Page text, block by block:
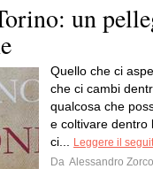
un
Quello che ci
che ci cambi
qualcosa che
e coltivare dentro
ci...
Leggere il
Da Alessandro Zorco